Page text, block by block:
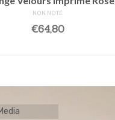
NON NOTÉ
€64,80